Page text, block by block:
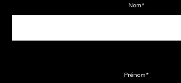
Nom*
Prénom*